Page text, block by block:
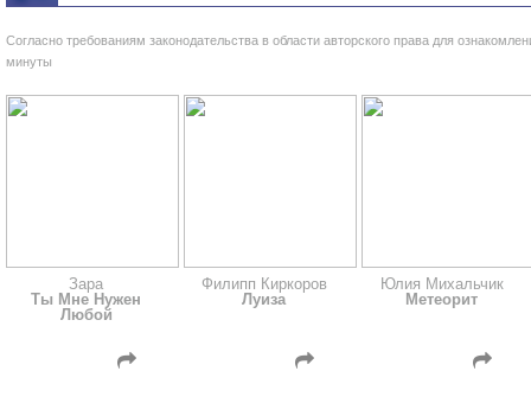
Согласно требованиям законодательства в области авторского права для
минуты
Зара
Ты Мне Нужен
Любой
Филипп Киркоров
Луиза
Юлия Михальчик
Метеорит